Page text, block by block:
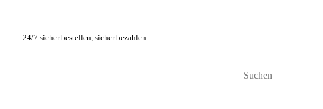
24/7 sicher bestellen, sicher bezahlen